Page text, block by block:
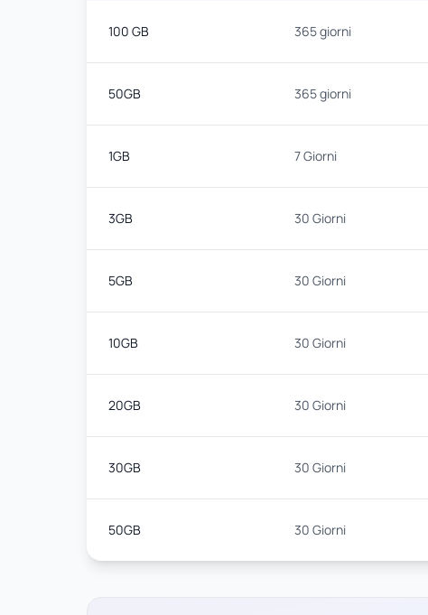
100 GB 365 giorni
50GB 365 giorni
1GB 7 Giorni
3GB 30 Giorni
5GB 30 Giorni
10GB 30 Giorni
20GB 30 Giorni
30GB 30 Giorni
50GB 30 Giorni